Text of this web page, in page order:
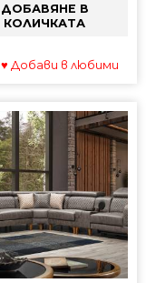
ДОБАВЯНЕ В
КОЛИЧКАТА
♥ Добави в любими